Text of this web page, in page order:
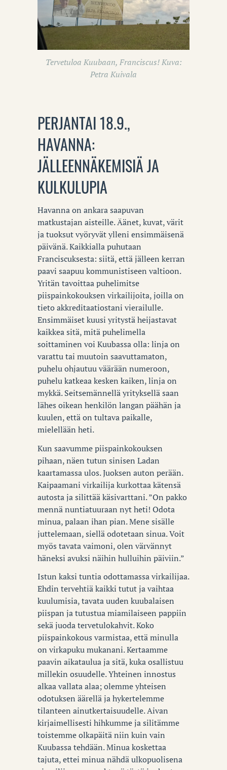
Tervetuloa Kuubaan, Franciscus! Kuva:
Petra Kuivala
PERJANTAI 18.9.,
HAVANNA:
JÄLLEENNÄKEMISIÄ JA
KULKULUPIA
Havanna on ankara saapuvan
matkustajan aisteille. Äänet, kuvat, värit
ja tuoksut vyöryvät ylleni ensimmäisenä
päivänä. Kaikkialla puhutaan
Franciscuksesta: siitä, että jälleen kerran
paavi saapuu kommunistiseen valtioon.
Yritän tavoittaa puhelimitse
piispainkokouksen virkailijoita, joilla on
tieto akkreditaatiostani vierailulle.
Ensimmäiset kuusi yritystä heijastavat
kaikkea sitä, mitä puhelimella
soittaminen voi Kuubassa olla: linja on
varattu tai muutoin saavuttamaton,
puhelu ohjautuu väärään numeroon,
puhelu katkeaa kesken kaiken, linja on
mykkä. Seitsemännellä yrityksellä saan
lähes oikean henkilön langan päähän ja
kuulen, että on tultava paikalle,
mielellään heti.
Kun saavumme piispainkokouksen
pihaan, näen tutun sinisen Ladan
kaartamassa ulos. Juoksen auton perään.
Kaipaamani virkailija kurkottaa kätensä
autosta ja silittää käsivarttani. ”On pakko
mennä nuntiatuuraan nyt heti! Odota
minua, palaan ihan pian. Mene sisälle
juttelemaan, siellä odotetaan sinua. Voit
myös tavata vaimoni, olen värvännyt
häneksi avuksi näihin hulluihin päiviin.”
Istun kaksi tuntia odottamassa virkailijaa.
Ehdin tervehtiä kaikki tutut ja vaihtaa
kuulumisia, tavata uuden kuubalaisen
piispan ja tutustua miamilaiseen pappiin
sekä juoda tervetulokahvit. Koko
piispainkokous varmistaa, että minulla
on virkapuku mukanani. Kertaamme
paavin aikataulua ja sitä, kuka osallistuu
millekin osuudelle. Yhteinen innostus
alkaa vallata alaa; olemme yhteisen
odotuksen äärellä ja hykertelemme
tilanteen ainutkertaisuudelle. Aivan
kirjaimellisesti hihkumme ja silitämme
toistemme olkapäitä niin kuin vain
Kuubassa tehdään. Minua koskettaa
tajuta, ettei minua nähdä ulkopuolisena